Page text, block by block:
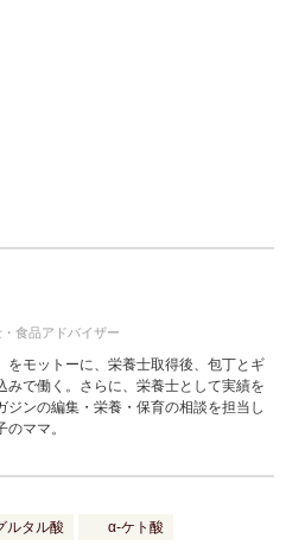
食品アドバイザー
をモットーに、栄養士取得後、包丁とギ
みで働く。さらに、栄養士として実績を
ンの編集・栄養・保育の相談を担当し
ママ。
ルタル酸 α-ケト酸